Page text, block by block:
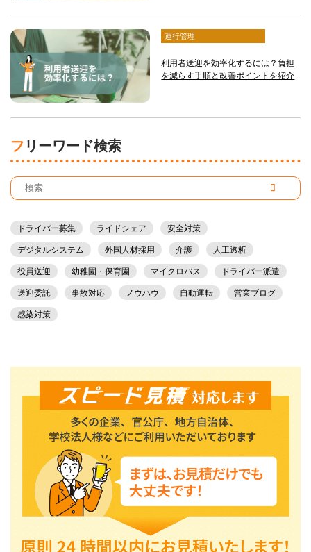
運行管理
利用者送迎を効率化するには？負担
を減らす手順と改善ポイントを紹介
フリーワード検索
ドライバー募集 ライドシェア 安全対策
デジタルシステム 外国人材採用 介護 人工透析
役員送迎 幼稚園・保育園 マイクロバス ドライバー派遣
送迎委託 事故対応 ノウハウ 自動運転 営業ブログ
感染対策